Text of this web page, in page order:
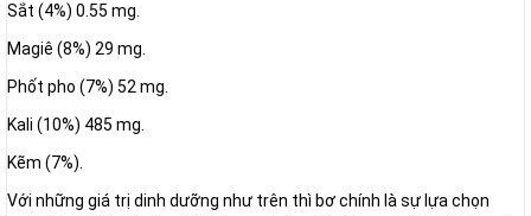
Sắt (4%) 0.55 mg.
Magiê (8%) 29 mg.
Phốt pho (7%) 52 mg.
Kali (10%) 485 mg.
Kẽm (7%).
Với những giá trị dinh dưỡng như trên thì bơ chính là sự lựa chọn